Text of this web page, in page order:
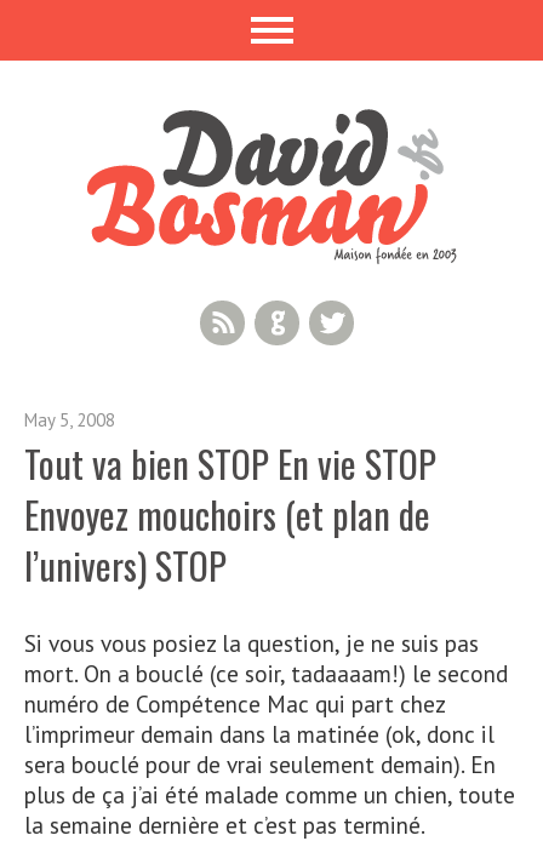
Twitter
GitHub
RSS Feed
May 5, 2008
Tout va bien STOP En vie STOP
Envoyez mouchoirs (et plan de
l’univers) STOP
Si vous vous posiez la question, je ne suis pas
mort. On a bouclé (ce soir, tadaaaam!) le second
numéro de Compétence Mac qui part chez
l’imprimeur demain dans la matinée (ok, donc il
sera bouclé pour de vrai seulement demain). En
plus de ça j’ai été malade comme un chien, toute
la semaine dernière et c’est pas terminé.